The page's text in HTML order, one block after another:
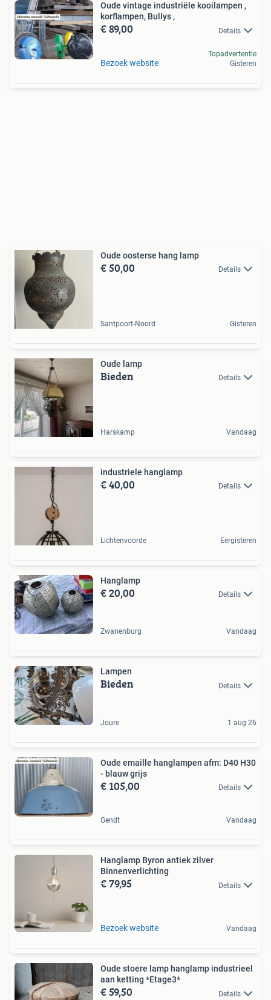
Oude vintage industriële kooilampen ,
korflampen, Bullys ,
€ 89,00 Details
Bezoek website
Topadvertentie
Gisteren
Oude oosterse hang lamp
€ 50,00 Details
Santpoort-Noord Gisteren
Oude lamp
Bieden Details
Harskamp Vandaag
industriele hanglamp
€ 40,00 Details
Lichtenvoorde Eergisteren
Hanglamp
€ 20,00 Details
Zwanenburg Vandaag
Lampen
Bieden Details
Joure 1 aug 26
Oude emaille hanglampen afm: D40 H30
- blauw grijs
€ 105,00 Details
Gendt Vandaag
Hanglamp Byron antiek zilver
Binnenverlichting
€ 79,95 Details
Bezoek website Vandaag
Oude stoere lamp hanglamp industrieel
aan ketting *Etage3*
€ 59,50 Details